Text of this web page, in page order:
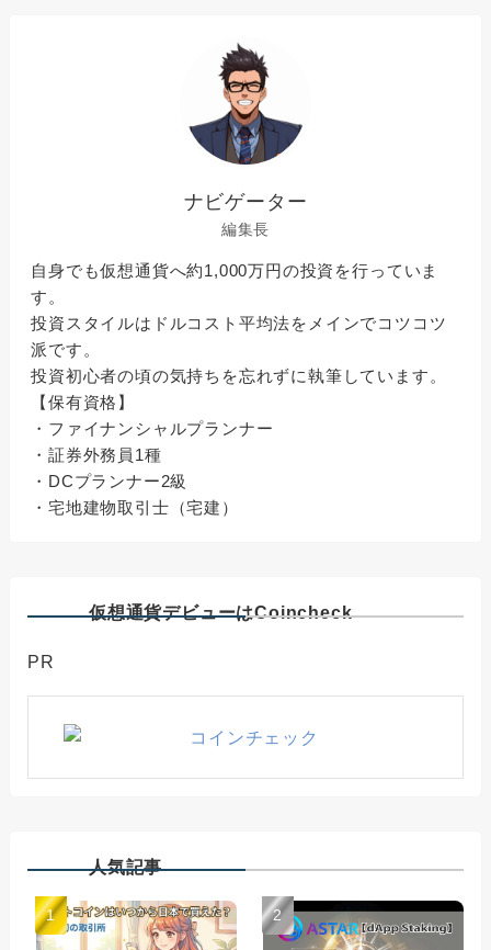
ナビゲーター
編集長
自身でも仮想通貨へ約1,000万円の投資を行っていま
す。
投資スタイルはドルコスト平均法をメインでコツコツ
派です。
投資初心者の頃の気持ちを忘れずに執筆しています。
【保有資格】
・ファイナンシャルプランナー
・証券外務員1種
・DCプランナー2級
・宅地建物取引士（宅建）
仮想通貨デビューはCoincheck
PR
人気記事